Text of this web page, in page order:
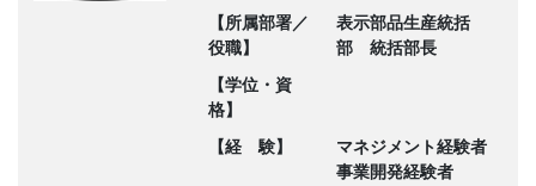
【所属部署／
役職】
表示部品生産統括
部 統括部長
【学位・資
格】
【経 験】
マネジメント経験者
事業開発経験者